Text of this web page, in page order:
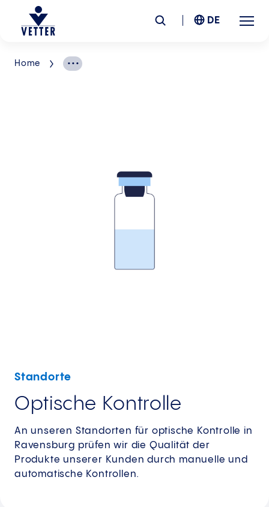
Unternehmen
DE
Home
Standorte
Optische Kontrolle
An unseren Standorten für optische Kontrolle in
Ravensburg prüfen wir die Qualität der
Produkte unserer Kunden durch manuelle und
automatische Kontrollen.